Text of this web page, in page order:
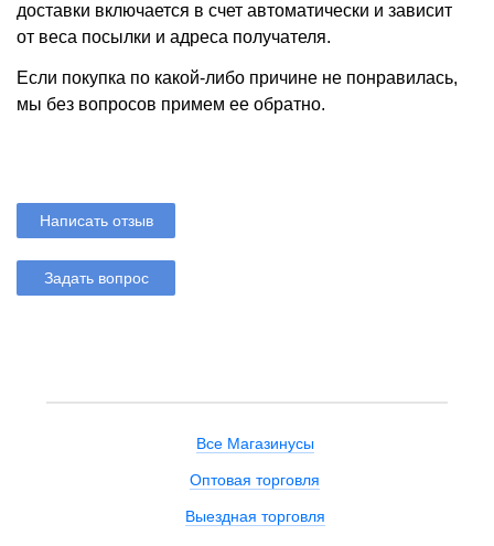
доставки включается в счет автоматически и зависит
от веса посылки и адреса получателя.
Если покупка по какой-либо причине не понравилась,
мы без вопросов примем ее обратно.
Написать отзыв
Задать вопрос
Все Магазинусы
Оптовая торговля
Выездная торговля